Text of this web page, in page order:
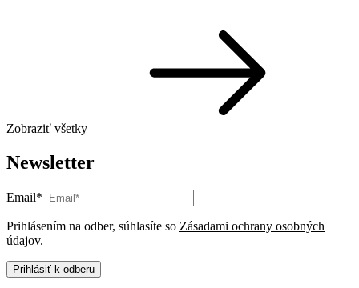
Zobraziť všetky
Newsletter
Email*
Prihlásením na odber, súhlasíte so Zásadami ochrany osobných
údajov.
Prihlásiť k odberu